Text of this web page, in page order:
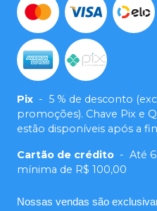
Pix - 5 % de desconto
promoções). Chave Pix e
estão disponíveis após a
Cartão de crédito - Até
mínima de R$ 100,00
Nossas vendas são